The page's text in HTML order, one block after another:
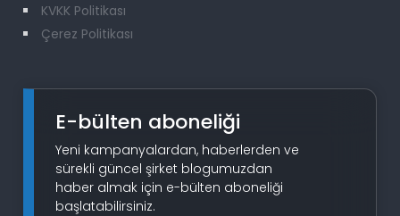
KVKK Politikası
Çerez Politikası
E-bülten aboneliği
Yeni kampanyalardan, haberlerden ve
sürekli güncel şirket blogumuzdan
haber almak için e-bülten aboneliği
başlatabilirsiniz.